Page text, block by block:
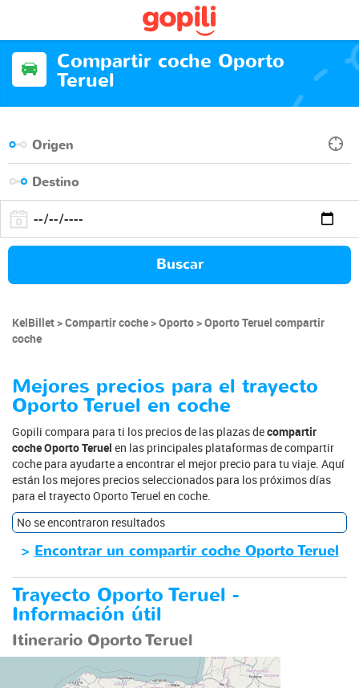
Compartir coche Oporto
Teruel
Buscar
KelBillet Compartir coche Oporto
Oporto Teruel compartir
coche
Mejores precios para el trayecto
Oporto Teruel en coche
Gopili compara para ti los precios de las plazas decompartir
coche Oporto Teruel en las principales plataformas de compartir
coche para ayudarte a encontrar el mejor precio para tu viaje. Aquí
están los mejores precios seleccionados para los próximos días
para el trayecto Oporto Teruel en coche.
No se encontraron resultados
>Encontrar un compartir coche Oporto Teruel
Trayecto Oporto Teruel -
Información útil
Itinerario Oporto Teruel